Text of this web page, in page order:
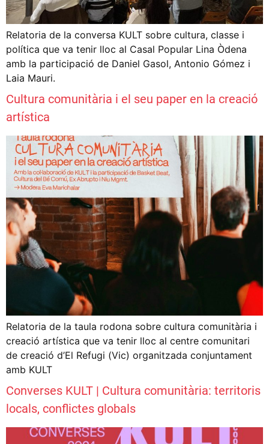
Relatoria de la conversa KULT sobre cultura, classe i
política que va tenir lloc al Casal Popular Lina Òdena
amb la participació de Daniel Gasol, Antonio Gómez i
Laia Mauri.
Cultura comunitària i el seu paper en la creació
artística
Relatoria de la taula rodona sobre cultura comunitària i
creació artística que va tenir lloc al centre comunitari
de creació d’El Refugi (Vic) organitzada conjuntament
amb KULT
Converses KULT | Cultura comunitària: territoris
locals, conflictes globals